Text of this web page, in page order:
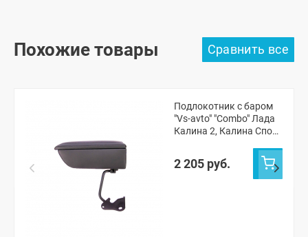
Похожие товары
Подлокотник с баром
"Vs-avto" "Combo" Лада
Калина 2, Калина Спорт
2 205 руб.